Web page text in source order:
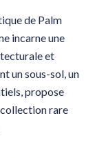
de Palm
incarne une
et
un sous-sol, un
propose
rare